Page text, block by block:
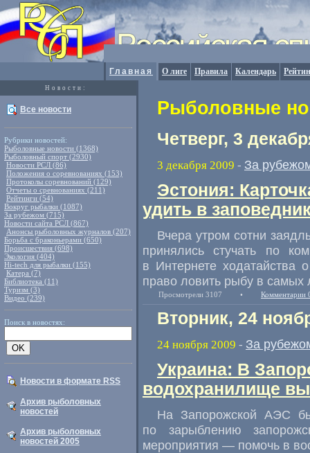
Главная О лиге Правила Календарь
Новости:
Все новости
Рубрики новостей:
Рыболовные новости (1368)
Рыболовный спорт (2930)
Новости РСЛ (86)
Положения о соревнованиях (153)
Протоколы соревнований (129)
Отчеты о сревнованиях (211)
Рейтинги (54)
Вокруг рыбалки (1087)
За рубежом (715)
Новости сайта РСЛ (867)
Анонсы рыболовных журналов (207)
Борьба с браконьерами (650)
Происшествия (698)
Экология (404)
Hi-tech для рыбалки (155)
Катера (7)
Библиотека (11)
Туризм (3)
Видео (239)
Поиск в новостях:
Новости в формате RSS
Архив рыболовных
новостей
Архив рыболовных
новостей 2005
Рыболовные
Четверг, 3
3 декабря 2009 - За
Эстония:
удить в
Вчера утром сотни
принялись стучать по
в Интернете ходатайства
право ловить рыбу в самых
Просмотрели 3107 • Комментарии
Вторник, 24
24 ноября 2009 - За
Украина: В
водохранилище
На Запорожской АЭС
по зарыблению
мероприятия — помочь в